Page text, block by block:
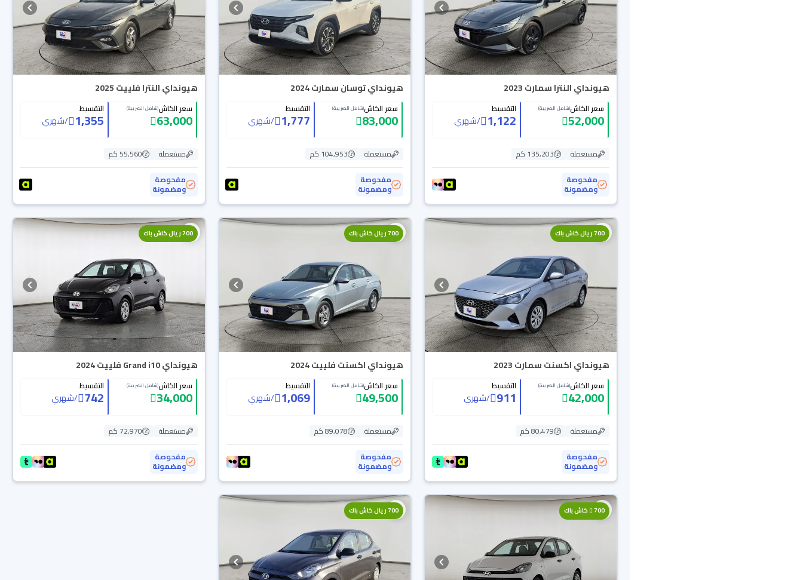
هيونداي النترا سمارت 2023
سعر الكاش(شامل الضريبة)
52,000
التقسيط
1,122
/شهري
مستعملة
135,203 كم
مفحوصة
ومضمونة
هيونداي توسان سمارت 2024
سعر الكاش(شامل الضريبة)
83,000
التقسيط
1,777
/شهري
مستعملة
104,953 كم
مفحوصة
ومضمونة
هيونداي النترا فلييت 2025
سعر الكاش(شامل الضريبة)
63,000
التقسيط
1,355
/شهري
مستعملة
55,560 كم
مفحوصة
ومضمونة
700 ريال كاش باك
هيونداي اكسنت سمارت 2023
سعر الكاش(شامل الضريبة)
42,000
التقسيط
911
/شهري
مستعملة
80,479 كم
مفحوصة
ومضمونة
700 ريال كاش باك
هيونداي اكسنت فلييت 2024
سعر الكاش(شامل الضريبة)
49,500
التقسيط
1,069
/شهري
مستعملة
89,078 كم
مفحوصة
ومضمونة
700 ريال كاش باك
هيونداي Grand i10 فلييت 2024
سعر الكاش(شامل الضريبة)
34,000
التقسيط
742
/شهري
مستعملة
72,970 كم
مفحوصة
ومضمونة
700 كاش باك 700 ريال كاش باك